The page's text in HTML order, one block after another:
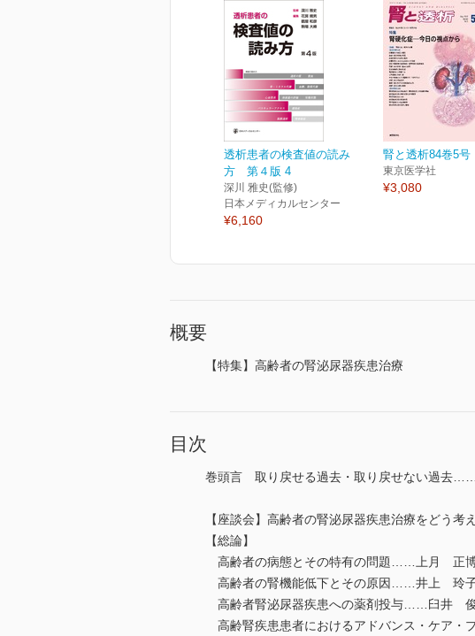
透析患者の検査値の読み
方 第４版 4
深川 雅史(監修)
日本メディカルセンター
¥6,160
腎と透析84巻5号
東京医学社
¥3,080
概要
【特集】高齢者の腎泌尿器疾患治療
目次
巻頭言 取り戻せる過去・取り戻せない過去
【座談会】高齢者の腎泌尿器疾患治療をど
【総論】
高齢者の病態とその特有の問題……上月 正
高齢者の腎機能低下とその原因……井上 玲
高齢者腎泌尿器疾患への薬剤投与……臼井
高齢腎疾患患者におけるアドバンス・ケア